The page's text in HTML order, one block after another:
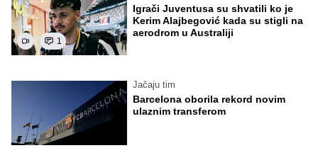
1
Igrači Juventusa su shvatili ko je
Kerim Alajbegović kada su stigli na
aerodrom u Australiji
Jačaju tim
Barcelona oborila rekord novim
ulaznim transferom